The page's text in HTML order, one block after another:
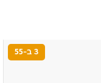
3 ב-55